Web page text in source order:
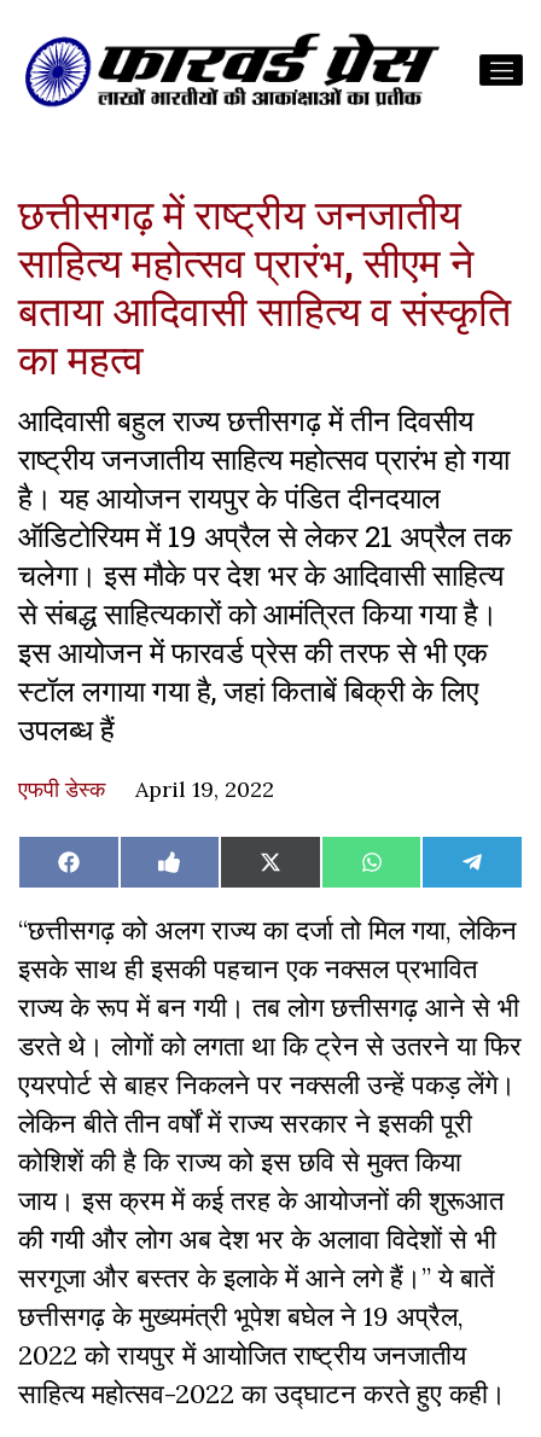
छत्तीसगढ़ में राष्ट्रीय जनजातीय
साहित्य महोत्सव प्रारंभ, सीएम ने
बताया आदिवासी साहित्य व संस्कृति
का महत्व
आदिवासी बहुल राज्य छत्तीसगढ़ में तीन दिवसीय
राष्ट्रीय जनजातीय साहित्य महोत्सव प्रारंभ हो गया
है। यह आयोजन रायपुर के पंडित दीनदयाल
ऑडिटोरियम में 19 अप्रैल से लेकर 21 अप्रैल तक
चलेगा। इस मौके पर देश भर के आदिवासी साहित्य
से संबद्ध साहित्यकारों को आमंत्रित किया गया है।
इस आयोजन में फारवर्ड प्रेस की तरफ से भी एक
स्टॉल लगाया गया है, जहां किताबें बिक्री के लिए
उपलब्ध हैं
एफपी डेस्‍क April 19, 2022
Share
on
Facebook Share
on
Like
on
Share
on
X
(Twitter)
Share
on
WhatsAppShare
on
“छत्तीसगढ़ को अलग राज्य का दर्जा तो मिल गया, लेकिन
इसके साथ ही इसकी पहचान एक नक्सल प्रभावित
राज्य के रूप में बन गयी। तब लोग छत्तीसगढ़ आने से भी
डरते थे। लोगों को लगता था कि ट्रेन से उतरने या फिर
एयरपोर्ट से बाहर निकलने पर नक्सली उन्हें पकड़ लेंगे।
लेकिन बीते तीन वर्षों में राज्य सरकार ने इसकी पूरी
कोशिशें की है कि राज्य को इस छवि से मुक्त किया
जाय। इस क्रम में कई तरह के आयोजनों की शुरूआत
की गयी और लोग अब देश भर के अलावा विदेशों से भी
सरगूजा और बस्तर के इलाके में आने लगे हैं।” ये बातें
छत्तीसगढ़ के मुख्यमंत्री भूपेश बघेल ने 19 अप्रैल,
2022 को रायपुर में आयोजित राष्ट्रीय जनजातीय
साहित्य महोत्सव-2022 का उद्घाटन करते हुए कही।